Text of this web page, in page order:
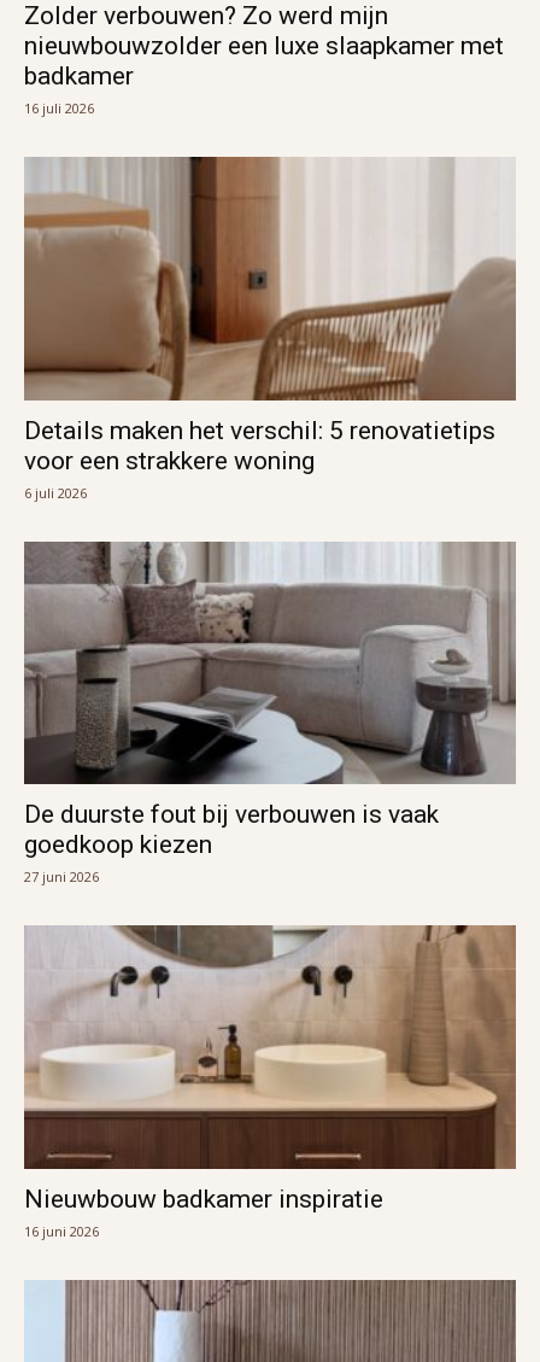
Zolder verbouwen? Zo werd mijn
nieuwbouwzolder een luxe slaapkamer met
badkamer
16 juli 2026
Details maken het verschil: 5 renovatietips
voor een strakkere woning
6 juli 2026
De duurste fout bij verbouwen is vaak
goedkoop kiezen
27 juni 2026
Nieuwbouw badkamer inspiratie
16 juni 2026